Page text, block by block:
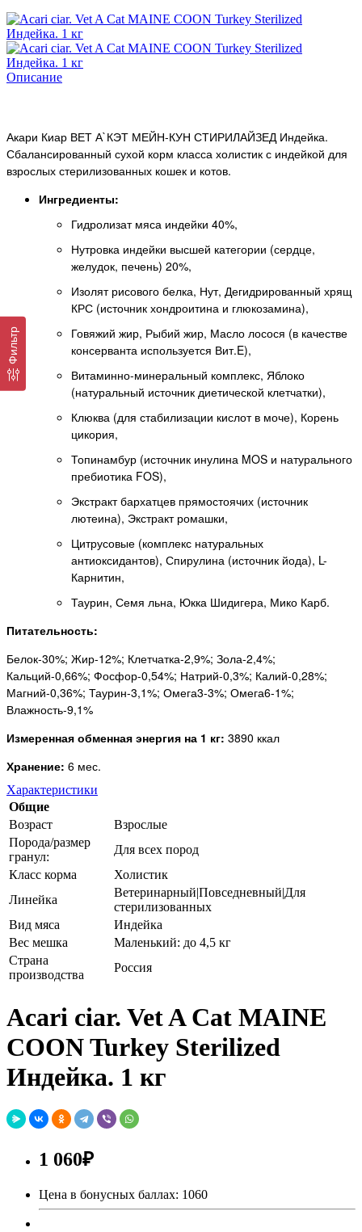
Фильтр
Описание
Акари Киар ВЕТ А`КЭТ МЕЙН-КУН СТИРИЛАЙЗЕД Индейка.
Сбалансированный сухой корм класса холистик с индейкой для
взрослых стерилизованных кошек и котов.
Ингредиенты:
Гидролизат мяса индейки 40%,
Нутровка индейки высшей категории (сердце,
желудок, печень) 20%,
Изолят рисового белка, Нут, Дегидрированный хрящ
КРС (источник хондроитина и глюкозамина),
Говяжий жир, Рыбий жир, Масло лосося (в качестве
консерванта используется Вит.E),
Витаминно-минеральный комплекс, Яблоко
(натуральный источник диетической клетчатки),
Клюква (для стабилизации кислот в моче), Корень
цикория,
Топинамбур (источник инулина MOS и натурального
пребиотика FOS),
Экстракт бархатцев прямостоячих (источник
лютеина), Экстракт ромашки,
Цитрусовые (комплекс натуральных
антиоксидантов), Спирулина (источник йода), L-
Карнитин,
Таурин, Семя льна, Юкка Шидигера, Мико Карб.
Питательность:
Белок-30%; Жир-12%; Клетчатка-2,9%; Зола-2,4%;
Кальций-0,66%; Фосфор-0,54%; Натрий-0,3%; Калий-0,28%;
Магний-0,36%; Таурин-3,1%; Омега3-3%; Омега6-1%;
Влажность-9,1%
Измеренная обменная энергия на 1 кг: 3890 ккал
Хранение: 6 мес.
Характеристики
Общие
Возраст
Взрослые
Порода/размер
гранул:
Для всех пород
Класс корма
Холистик
Линейка
Ветеринарный|Повседневный|Для
стерилизованных
Вид мяса
Индейка
Вес мешка
Маленький: до 4,5 кг
Страна
производства
Россия
Acari ciar. Vet A Cat MAINE
COON Turkey Sterilized
Индейка. 1 кг
1 060₽
Цена в бонусных баллах: 1060